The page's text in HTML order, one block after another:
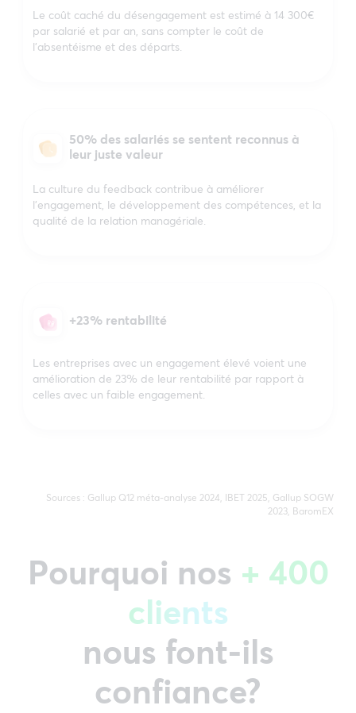
Le coût caché du désengagement est estimé à 14 300€
par salarié et par an, sans compter le coût de
l’absentéisme et des départs.
50% des salariés se sentent reconnus à
leur juste valeur
La culture du feedback contribue à améliorer
l’engagement, le développement des compétences, et la
qualité de la relation managériale.
+23% rentabilité
Les entreprises avec un engagement élevé voient une
amélioration de 23% de leur rentabilité par rapport à
celles avec un faible engagement.
Sources : Gallup Q12 méta-analyse 2024, IBET 2025, Gallup SOGW
2023, BaromEX
Pourquoi nos + 400
clients
nous font-ils
confiance?